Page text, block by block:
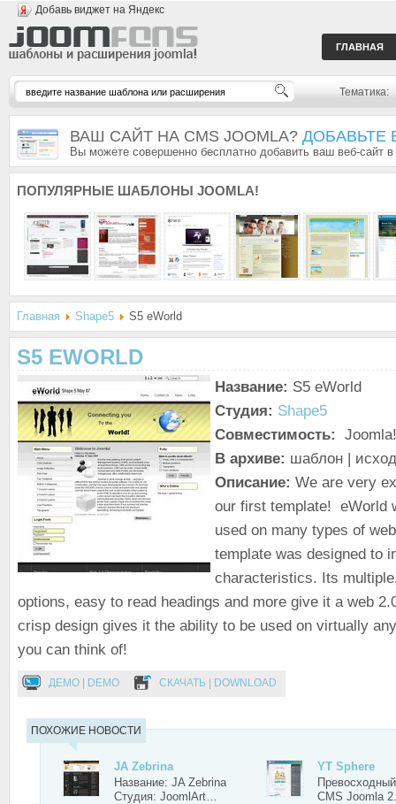
Добавь виджет на Яндекс
ГЛАВНАЯ
Тематика:
ВАШ САЙТ НА CMS JOOMLA? ДОБАВЬТЕ
Вы можете совершенно бесплатно добавить ваш веб-сайт
ПОПУЛЯРНЫЕ ШАБЛОНЫ JOOMLA!
Главная Shape5 S5 eWorld
S5 EWORLD
Название: S5 eWorld
Студия: Shape5
Совместимость:
В архиве: шаблон |
Описание: We are very
our first template! eWorld
used on many types of
template was designed to
characteristics. Its
options, easy to read headings and more give it a web
crisp design gives it the ability to be used on virtually
you can think of!
ДЕМО | DEMO СКАЧАТЬ | DOWNLOAD
ПОХОЖИЕ НОВОСТИ
JA Zebrina
Название: JA Zebrina
Студия: JoomlArt…
YT Sphere
CMS Joomla